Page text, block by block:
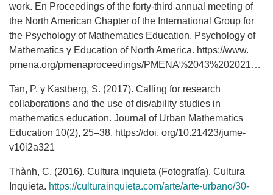
work. En Proceedings of the forty-third annual meeting of
the North American Chapter of the International Group for
the Psychology of Mathematics Education. Psychology of
Mathematics y Education of North America. https://www.
pmena.org/pmenaproceedings/PMENA%2043%202021%20Proceedings.pdf
Tan, P. y Kastberg, S. (2017). Calling for research
collaborations and the use of dis/ability studies in
mathematics education. Journal of Urban Mathematics
Education 10(2), 25–38. https://doi. org/10.21423/jume-
v10i2a321
Thành, C. (2016). Cultura inquieta (Fotografía). Cultura
Inquieta. https://culturainquieta.com/arte/arte-urbano/30-